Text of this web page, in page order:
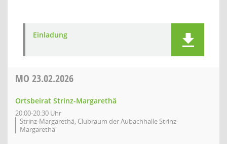
Einladung
MO 23.02.2026
Ortsbeirat Strinz-Margarethä
20:00-20:30 Uhr
Strinz-Margarethä, Clubraum der Aubachhalle Strinz-
Margarethä